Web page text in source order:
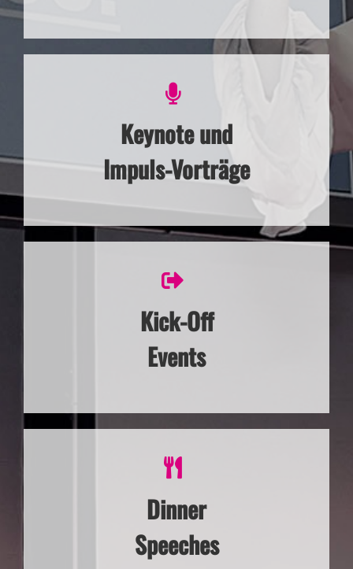
Keynote und
Impuls-Vorträge
Kick-Off
Events
Dinner
Speeches